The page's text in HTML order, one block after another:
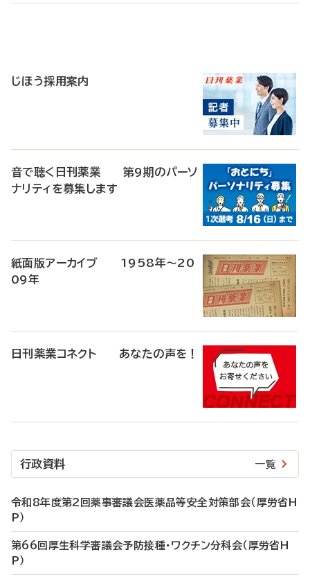
じほう採用案内
音で聴く日刊薬業 第9期のパーソ
ナリティを募集します
紙面版アーカイブ 1958年～20
09年
日刊薬業コネクト あなたの声を！
行政資料 一覧
令和8年度第2回薬事審議会医薬品等安全対策部会（厚労省H
P）
第66回厚生科学審議会予防接種・ワクチン分科会（厚労省H
P）